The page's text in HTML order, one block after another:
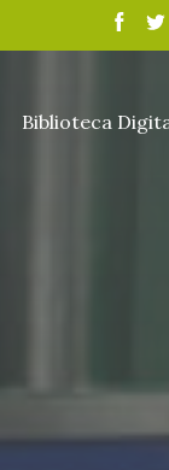
Biblioteca